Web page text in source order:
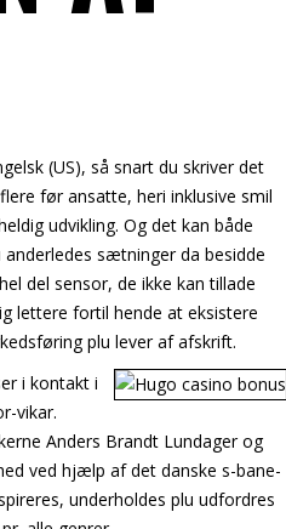
(US), så snart du skriver det
før ansatte, heri inklusive smil
udvikling. Og det kan både
sætninger da besidde
del sensor, de ikke kan tillade
lettere fortil hende at eksistere
plu lever af afskrift.
i kontakt i
vikar.
Anders Brandt Lundager og
ved hjælp af det danske s-bane-
underholdes plu udfordres